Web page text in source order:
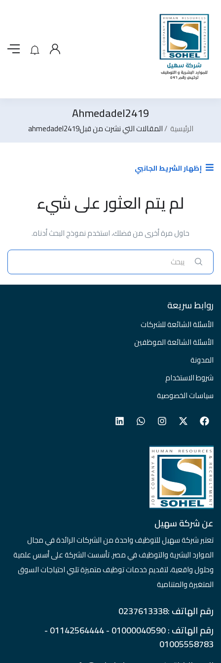
Ahmedadel2419
الرئيسية المقالات التي نشرت من قبلahmedadel2419
إظهار الشريط الجانبي
لم يتم العثور على شيء
حاول مرة أخرى من فضلك، استخدم نموذج البحث أدناه.
روابط سريعة
الأسئلة الشائعة للشركات
الأسئلة الشائعة الموظفين
المدونة
شروط الاستخدام
سياسات الخصوصية
عن شركة سهيل
تعتبر شركة سهيل للتوظيف واحدة من الشركات الرائدة في مجال
الموارد البشرية والتوظيف في مصر. تأسست الشركة على أسس علمية
وحلول واقعية، لتقديم خدمات توظيف متميزة تلبي احتياجات السوق
المتغيرة والمتنامية
رقم الهاتف :0237613338
رقم الهاتف : 01000040590 - 01142564444 -
01005558783